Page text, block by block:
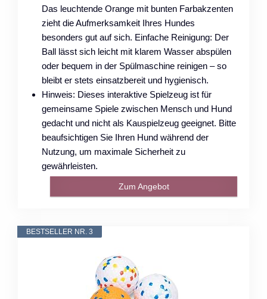
Das leuchtende Orange mit bunten Farbakzenten
zieht die Aufmerksamkeit Ihres Hundes
besonders gut auf sich. Einfache Reinigung: Der
Ball lässt sich leicht mit klarem Wasser abspülen
oder bequem in der Spülmaschine reinigen – so
bleibt er stets einsatzbereit und hygienisch.
Hinweis: Dieses interaktive Spielzeug ist für
gemeinsame Spiele zwischen Mensch und Hund
gedacht und nicht als Kauspielzeug geeignet. Bitte
beaufsichtigen Sie Ihren Hund während der
Nutzung, um maximale Sicherheit zu
gewährleisten.
Zum Angebot
BESTSELLER NR. 3